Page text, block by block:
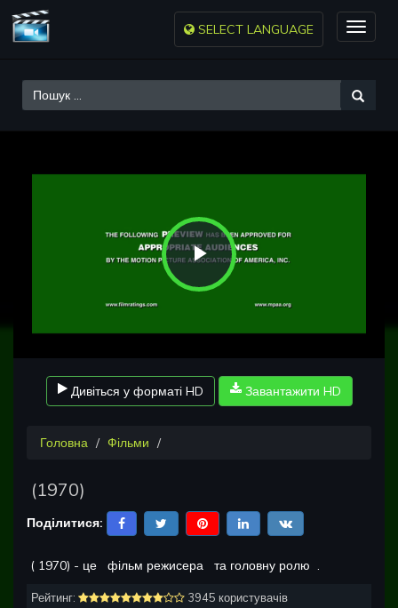
Toggle
SELECT LANGUAGE
Play
Дивіться у форматі HD Завантажити HD
Головна Фільми
(1970)
Поділитися:
( 1970) - це фільм режисера та головну ролю .
Рейтинг:
3945 користувачів